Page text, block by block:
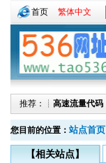
首页 繁体中文
推荐：┊ 高速流量代码
您目前的位置： 站点首页
【相关站点】